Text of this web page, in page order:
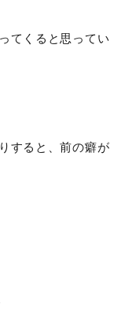
てくると思ってい
すると、前の癖が